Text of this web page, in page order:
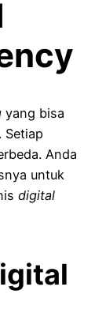
yang bisa
Setiap
Anda
untuk
digital